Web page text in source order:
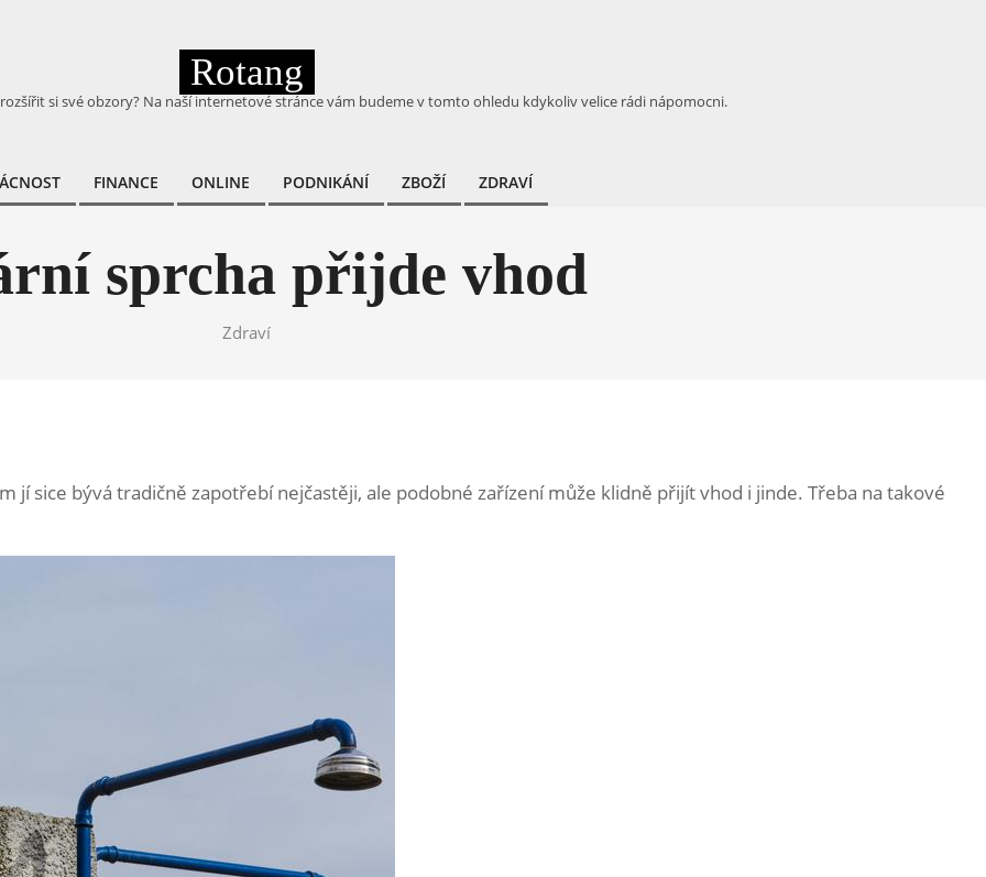
Rotang
si své obzory? Na naší internetové stránce vám budeme v tomto ohledu kdykoliv velice rádi nápomocni.
Primary
FINANCE ONLINE PODNIKÁNÍ ZBOŽÍ ZDRAVÍ
sprcha přijde vhod
Zdraví
jí sice bývá tradičně zapotřebí nejčastěji, ale podobné zařízení může klidně přijít vhod i jinde. Třeba na takové